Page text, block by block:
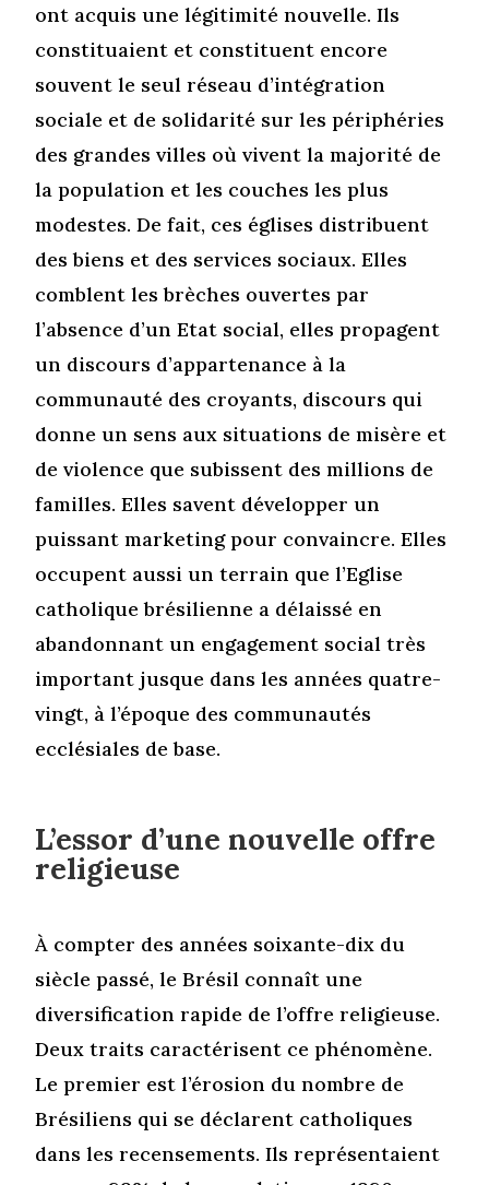
ont acquis une légitimité nouvelle. Ils
constituaient et constituent encore
souvent le seul réseau d’intégration
sociale et de solidarité sur les périphéries
des grandes villes où vivent la majorité de
la population et les couches les plus
modestes. De fait, ces églises distribuent
des biens et des services sociaux. Elles
comblent les brèches ouvertes par
l’absence d’un Etat social, elles propagent
un discours d’appartenance à la
communauté des croyants, discours qui
donne un sens aux situations de misère et
de violence que subissent des millions de
familles. Elles savent développer un
puissant marketing pour convaincre. Elles
occupent aussi un terrain que l’Eglise
catholique brésilienne a délaissé en
abandonnant un engagement social très
important jusque dans les années quatre-
vingt, à l’époque des communautés
ecclésiales de base.
L’essor d’une nouvelle offre
religieuse
À compter des années soixante-dix du
siècle passé, le Brésil connaît une
diversification rapide de l’offre religieuse.
Deux traits caractérisent ce phénomène.
Le premier est l’érosion du nombre de
Brésiliens qui se déclarent catholiques
dans les recensements. Ils représentaient